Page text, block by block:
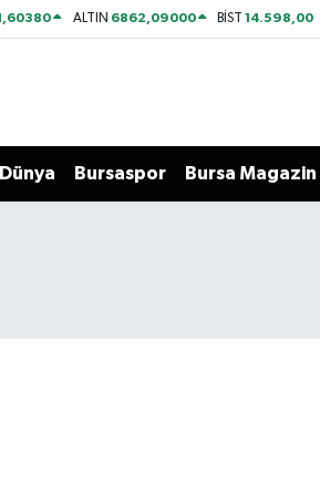
ALTIN 6862,09000 BİST14.598,00
Dünya Bursaspor Bursa Magazin